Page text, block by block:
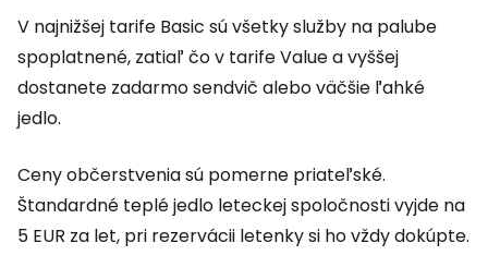
V najnižšej tarife Basic sú všetky služby na palube
spoplatnené, zatiaľ čo v tarife Value a vyššej
dostanete zadarmo sendvič alebo väčšie ľahké
jedlo.
Ceny občerstvenia sú pomerne priateľské.
Štandardné teplé jedlo leteckej spoločnosti vyjde na
5 EUR za let, pri rezervácii letenky si ho vždy dokúpte.